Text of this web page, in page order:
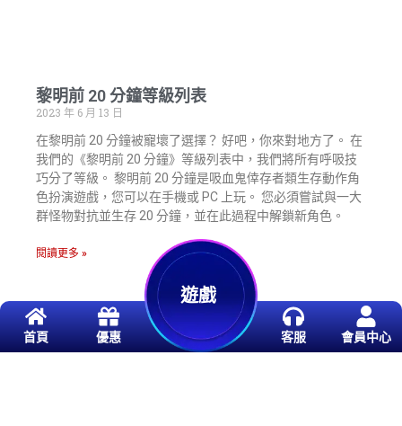
黎明前 20 分鐘等級列表
2023 年 6 月 13 日
在黎明前 20 分鐘被寵壞了選擇？ 好吧，你來對地方了。 在
我們的《黎明前 20 分鐘》等級列表中，我們將所有呼吸技
巧分了等級。 黎明前 20 分鐘是吸血鬼倖存者類生存動作角
色扮演遊戲，您可以在手機或 PC 上玩。 您必須嘗試與一大
群怪物對抗並生存 20 分鐘，並在此過程中解鎖新角色。
閱讀更多 »
首頁 優惠
遊戲
客服 會員中心